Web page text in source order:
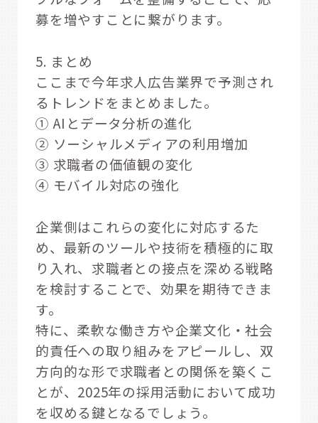
募を増やすことに繋がります。
5. まとめ
ここまで今年求人広告業界で予測され
るトレンドをまとめました。
① AIとデータ分析の進化
② ソーシャルメディアの利用増加
③ 求職者の価値観の変化
④ モバイル対応の強化
企業側はこれらの変化に対応するた
め、最新のツールや技術を積極的に取
り入れ、求職者との接点を深める戦略
を検討することで、効果を期待できま
す。
特に、柔軟な働き方や企業文化・社会
的責任への取り組みをアピールし、双
方向的な形で求職者との関係を築くこ
とが、2025年の採用活動において成功
を収める鍵となるでしょう。